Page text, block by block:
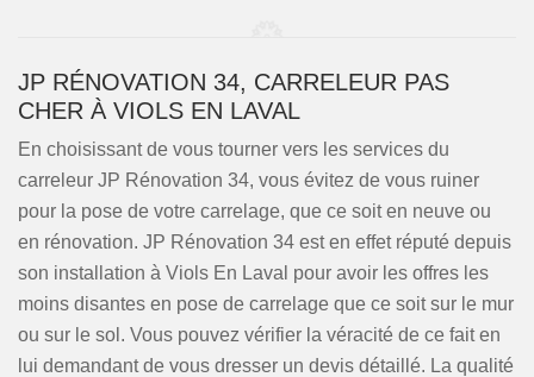
JP RÉNOVATION 34, CARRELEUR PAS
CHER À VIOLS EN LAVAL
En choisissant de vous tourner vers les services du
carreleur JP Rénovation 34, vous évitez de vous ruiner
pour la pose de votre carrelage, que ce soit en neuve ou
en rénovation. JP Rénovation 34 est en effet réputé depuis
son installation à Viols En Laval pour avoir les offres les
moins disantes en pose de carrelage que ce soit sur le mur
ou sur le sol. Vous pouvez vérifier la véracité de ce fait en
lui demandant de vous dresser un devis détaillé. La qualité